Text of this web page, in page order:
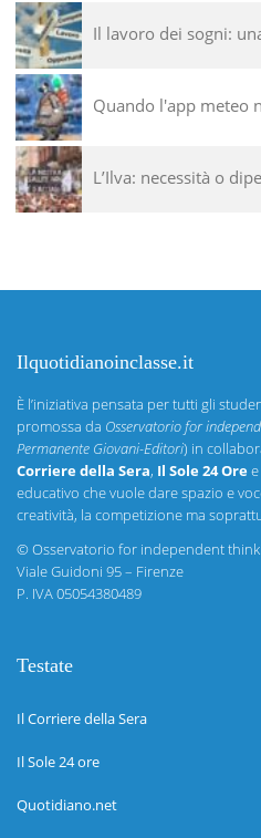
Il lavoro dei sogni:
Quando l'app meteo
L’Ilva: necessità o
Ilquotidianoinclasse.it
È l’iniziativa pensata per tutti gli
promossa da Osservatorio for
Permanente Giovani-Editori) in
Corriere della Sera, Il Sole 24 Oree
educativo che vuole dare spazio e
creatività, la competizione ma
©Osservatorio for independent
Viale Guidoni 95 – Firenze
P. IVA 05054380489
Testate
Il Corriere della Sera
Il Sole 24 ore
Quotidiano.net